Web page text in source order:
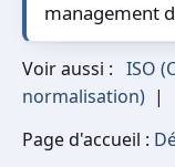
management
Voir aussi : ISO
normalisation) |
Page d'accueil :